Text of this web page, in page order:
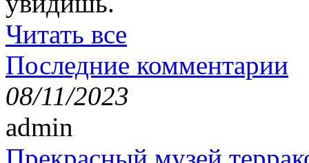
Читать все
Последние комментарии
08/11/2023
admin